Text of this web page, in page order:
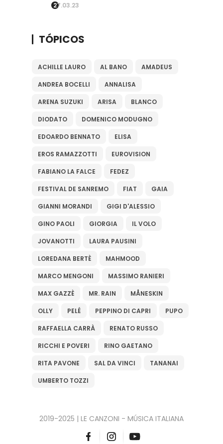
27.03.23
TÓPICOS
ACHILLE LAURO AL BANO AMADEUS
ANDREA BOCELLI ANNALISA
ARENA SUZUKI ARISA BLANCO
DIODATO DOMENICO MODUGNO
EDOARDO BENNATO ELISA
EROS RAMAZZOTTI EUROVISION
FABIANO LA FALCE FEDEZ
FESTIVAL DE SANREMO FIAT GAIA
GIANNI MORANDI GIGI D'ALESSIO
GINO PAOLI GIORGIA IL VOLO
JOVANOTTI LAURA PAUSINI
LOREDANA BERTÈ MAHMOOD
MARCO MENGONI MASSIMO RANIERI
MAX GAZZÈ MR. RAIN MÅNESKIN
OLLY PELÉ PEPPINO DI CAPRI PUPO
RAFFAELLA CARRÀ RENATO RUSSO
RICCHI E POVERI RINO GAETANO
RITA PAVONE SAL DA VINCI TANANAI
UMBERTO TOZZI
2019-2025 | LE CANZONI - MÚSICA ITALIANA